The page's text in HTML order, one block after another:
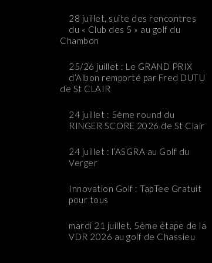
28 juillet, suite des rencontres
du « Club des 5 » au golf du
Chambon
25/26 juillet : Le GRAND PRIX
d’Albon remporté par Fred DUTU
de St CLAIR
24 juillet : 5ème round du
RINGER SCORE 2026 de St Clair
24 juillet : l’ASGRA au Golf du
Verger
Innovation Golf : TapTee Gratuit
pour tous
mardi 21 juillet, 5ème étape de la
VDR 2026 au golf de Chassieu